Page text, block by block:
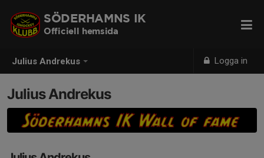
Julius Andrekus Logga in
SÖDERHAMNS IK
Officiell hemsida
Julius Andrekus